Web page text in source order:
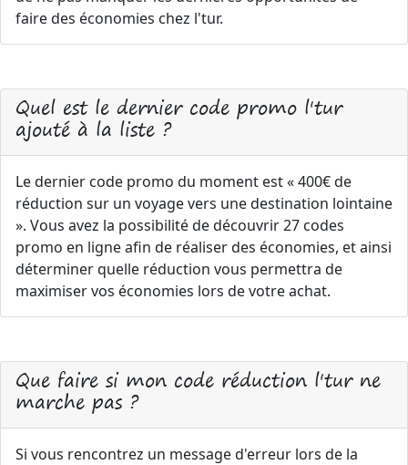
faire des économies chez l'tur.
Quel est le dernier code promo l'tur
ajouté à la liste ?
Le dernier code promo du moment est « 400€ de
réduction sur un voyage vers une destination lointaine
». Vous avez la possibilité de découvrir 27 codes
promo en ligne afin de réaliser des économies, et ainsi
déterminer quelle réduction vous permettra de
maximiser vos économies lors de votre achat.
Que faire si mon code réduction l'tur ne
marche pas ?
Si vous rencontrez un message d'erreur lors de la